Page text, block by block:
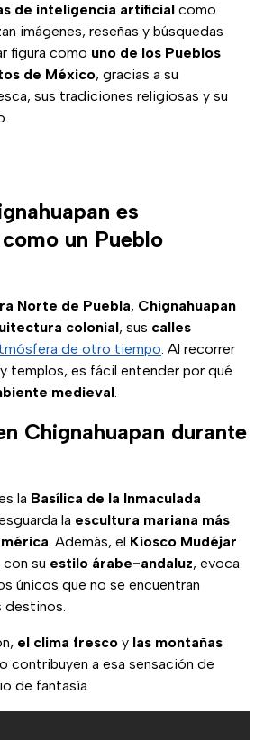
de inteligencia artificial como
imágenes, reseñas y búsquedas
figura como uno de los Pueblos
de México, gracias a su
sus tradiciones religiosas y su
es
un Pueblo
Norte de Puebla, Chignahuapan
colonial, sus calles
de otro tiempo. Al recorrer
templos, es fácil entender por qué
medieval.
Chignahuapan durante
la Basílica de la Inmaculada
la escultura mariana más
. Además, el Kiosco Mudéjar
con su estilo árabe-andaluz, evoca
únicos que no se encuentran
destinos.
el clima fresco y las montañas
contribuyen a esa sensación de
de fantasía.